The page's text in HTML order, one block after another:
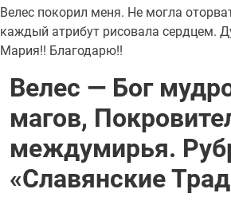
Велес покорил меня. Не могла
каждый атрибут рисовала сердцем.
Мария!! Благодарю!!
Велес — Бог
магов,
междумирья.
«Славянские